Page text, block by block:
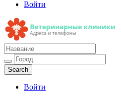
Войти
Ветеринарные клиники
Адреса и телефоны
Войти